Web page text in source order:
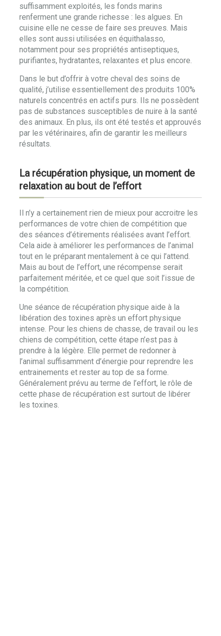
suffisamment exploités, les fonds marins
renferment une grande richesse : les algues. En
cuisine elle ne cesse de faire ses preuves. Mais
elles sont aussi utilisées en équithalasso,
notamment pour ses propriétés antiseptiques,
purifiantes, hydratantes, relaxantes et plus encore.
Dans le but d’offrir à votre cheval des soins de
qualité, j’utilise essentiellement des produits 100%
naturels concentrés en actifs purs. Ils ne possèdent
pas de substances susceptibles de nuire à la santé
des animaux. En plus, ils ont été testés et approuvés
par les vétérinaires, afin de garantir les meilleurs
résultats.
La récupération physique, un moment de
relaxation au bout de l’effort
Il n’y a certainement rien de mieux pour accroitre les
performances de votre chien de compétition que
des séances d’étirements réalisées avant l’effort.
Cela aide à améliorer les performances de l’animal
tout en le préparant mentalement à ce qui l’attend.
Mais au bout de l’effort, une récompense serait
parfaitement méritée, et ce quel que soit l’issue de
la compétition.
Une séance de récupération physique aide à la
libération des toxines après un effort physique
intense. Pour les chiens de chasse, de travail ou les
chiens de compétition, cette étape n’est pas à
prendre à la légère. Elle permet de redonner à
l’animal suffisamment d’énergie pour reprendre les
entrainements et rester au top de sa forme.
Généralement prévu au terme de l’effort, le rôle de
cette phase de récupération est surtout de libérer
les toxines.